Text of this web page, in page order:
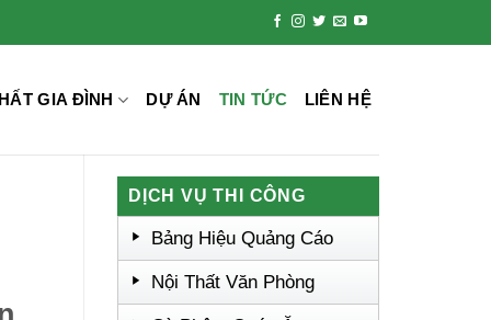
GIA ĐÌNH DỰ ÁN TIN TỨC LIÊN HỆ
DỊCH VỤ THI CÔNG
Bảng Hiệu Quảng Cáo
Nội Thất Văn Phòng